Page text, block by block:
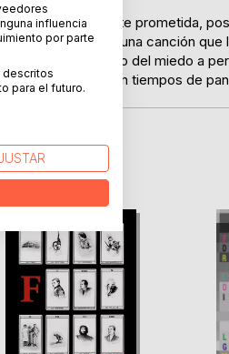
vida por delante prometida,
escupe una canción que
significado del miedo a
de novelas, en tiempos de
BoD
influencia
por parte
descritos
para el futuro.